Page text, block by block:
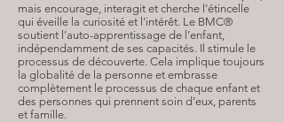
mais encourage, interagit et cherche l’étincelle
qui éveille la curiosité et l’intérêt. Le BMC®
soutient l’auto-apprentissage de l’enfant,
indépendamment de ses capacités. Il stimule le
processus de découverte. Cela implique toujours
la globalité de la personne et embrasse
complètement le processus de chaque enfant et
des personnes qui prennent soin d’eux, parents
et famille.